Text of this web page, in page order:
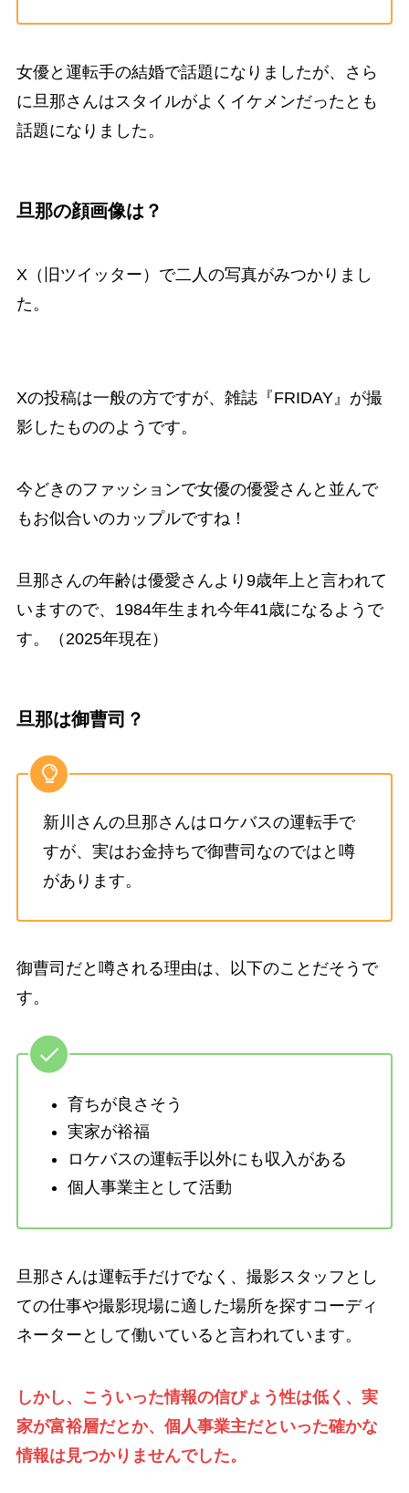
女優と運転手の結婚で話題になりましたが、さら
に旦那さんはスタイルがよくイケメンだったとも
話題になりました。
旦那の顔画像は？
X（旧ツイッター）で二人の写真がみつかりまし
た。
Xの投稿は一般の方ですが、雑誌『FRIDAY』が撮
影したもののようです。
今どきのファッションで女優の優愛さんと並んで
もお似合いのカップルですね！
旦那さんの年齢は優愛さんより9歳年上と言われて
いますので、1984年生まれ今年41歳になるようで
す。（2025年現在）
旦那は御曹司？
新川さんの旦那さんはロケバスの運転手で
すが、実はお金持ちで御曹司なのではと噂
があります。
御曹司だと噂される理由は、以下のことだそうで
す。
育ちが良さそう
実家が裕福
ロケバスの運転手以外にも収入がある
個人事業主として活動
旦那さんは運転手だけでなく、撮影スタッフとし
ての仕事や撮影現場に適した場所を探すコーディ
ネーターとして働いていると言われています。
しかし、こういった情報の信ぴょう性は低く、実
家が富裕層だとか、個人事業主だといった確かな
情報は見つかりませんでした。